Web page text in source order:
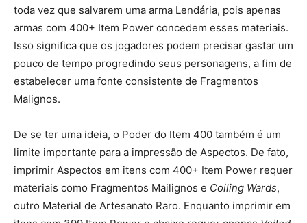
toda vez que salvarem uma arma Lendária, pois apenas
armas com 400+ Item Power concedem esses materiais.
Isso significa que os jogadores podem precisar gastar um
pouco de tempo progredindo seus personagens, a fim de
estabelecer uma fonte consistente de Fragmentos
Malignos.
De se ter uma ideia, o Poder do Item 400 também é um
limite importante para a impressão de Aspectos. De fato,
imprimir Aspectos em itens com 400+ Item Power requer
materiais como Fragmentos Mailignos e Coiling Wards,
outro Material de Artesanato Raro. Enquanto imprimir em